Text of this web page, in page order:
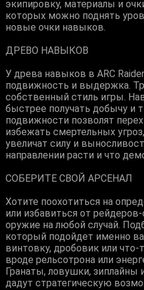
экипировку, материалы и
которых можно поднять
новые очки навыков.
ДРЕВО НАВЫКОВ
У древа навыков в ARC
подвижность и выдержка.
собственный стиль игры.
быстрее получать добычу и
подвижности позволят
избежать смертельных
увеличат силу и
направлении расти и что
СОБЕРИТЕ СВОЙ АРСЕНАЛ
Хотите поохотиться на
или избавиться от
оружие на любой случай.
который подойдет именно
винтовку, дробовик или что-
вроде рельсотрона или
Гранаты, ловушки,
дадут стратегическую